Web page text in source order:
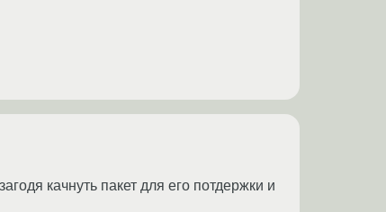
качнуть пакет для его потдержки и